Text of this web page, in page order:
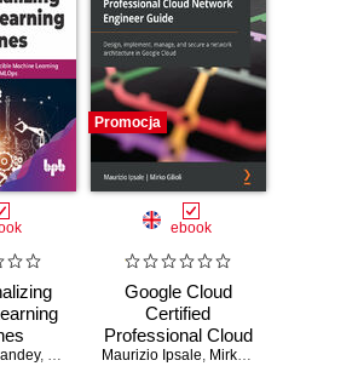
, Shaleen Bengani
Promocja
ebook
Google Cloud
Certified
Professional Cloud
Network Engineer
Maurizio Ipsale, Mirko Gilioli